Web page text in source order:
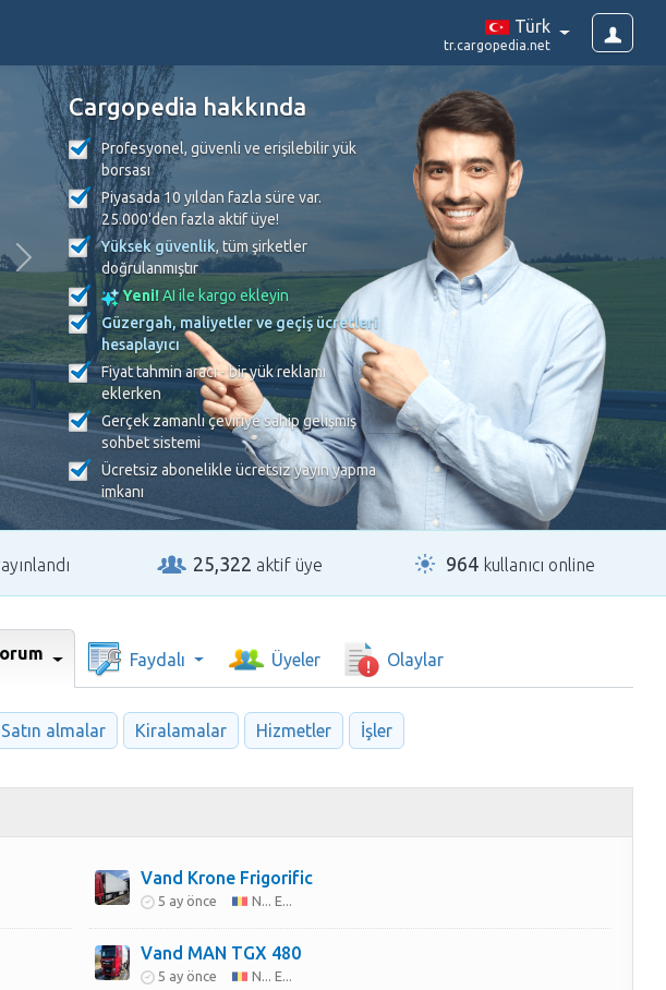
Türk
tr.cargopedia.net
, tüm şirketler doğrulanmıştır
güvendir
bir nakliye borsasıyız. Kimlik doğrulama süreci sayesinde, kimlik
şirketlerle çalışma garantiniz vardır.
Bunun yanı sıra, başka yük
yapmayan, sahte veya dolandırıcı şirketlerin kurbanı olmamanız için
proaktif olarak uyguluyoruz.
Cargopedia hakkında
Profesyonel, güvenli ve erişilebilir yük
borsası
Piyasada 10 yıldan fazla süre var.
25.000'den fazla aktif üye!
Yüksek güvenlik, tüm şirketler
doğrulanmıştır
Yeni!AI ile kargo ekleyin
Güzergah, maliyetler ve geçiş ücretleri
hesaplayıcı
Fiyat tahmin aracı - bir yük reklamı
eklerken
Gerçek zamanlı çeviriye sahip gelişmiş
sohbet sistemi
Ücretsiz abonelikle ücretsiz yayın yapma
imkanı
25,322 aktif üye 964 kullanıcı online
Faydalı Üyeler Olaylar
almalar Kiralamalar Hizmetler İşler
Vand Krone Frigorific
5 ay önce N... E...
Vand MAN TGX 480
5 ay önce N... E...